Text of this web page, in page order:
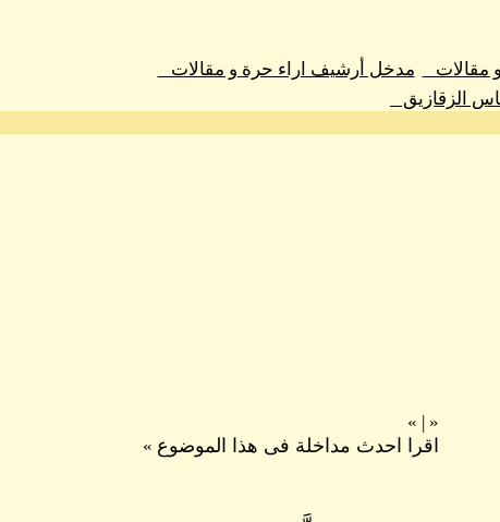
مقالات
مدخل أرشيف اراء حرة و مقالات
الزقازيق
«
|
»
اقرا احدث مداخلة فى هذا الموضوع »